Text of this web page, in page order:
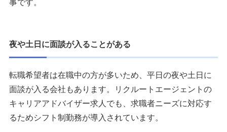
事です。
夜や土日に面談が入ることがある
転職希望者は在職中の方が多いため、平日の夜や土日に
面談が入る会社もあります。リクルートエージェントの
キャリアアドバイザー求人でも、求職者ニーズに対応す
るためシフト制勤務が導入されています。